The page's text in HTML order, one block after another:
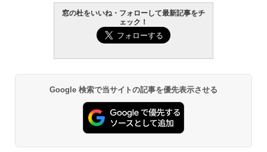
1冊ですべて身につくHTML & CSSとWe
bデザイン入門講座［第2版］
ClaudeCode いちばんやさしい 教科書:
非エンジニア 初心者 素人 でも安心 使い
方 マニュアル AI副業にもコンテンツ作成
にもKindle出版にも！ 非エンジニアのた
めのAIコーディング入門シリーズ
￥16,980
Kindle Paperwhite シグニチャーエディ
るさ自動調整、色調調節ライト、12週間
￥27,980
Amazon Kindle Paperwhite (16GB) 7イ
ンチディスプレイ、色調調節ライト、12
窓の杜をいいね・フォローして最新記事をチ
ェック！
Google 検索で当サイトの記事を優先表示させる